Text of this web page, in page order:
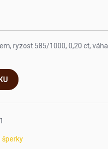
ryzost 585/1000, 0,20 ct, váha
šperky